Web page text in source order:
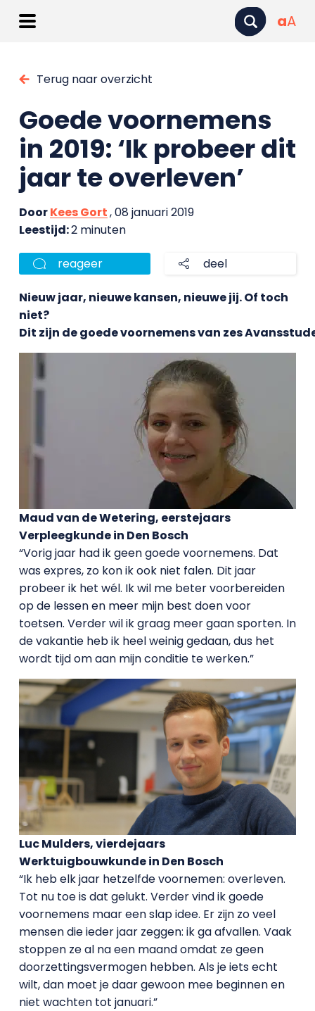
aA
Terug naar overzicht
Goede voornemens
in 2019: ‘Ik probeer dit
jaar te overleven’
DoorKees Gort, 08 januari 2019
Leestijd:2 minuten
reageer deel
Nieuw jaar, nieuwe kansen, nieuwe jij. Of toch
niet?
Dit zijn de goede voornemens van zes
Maud van de Wetering, eerstejaars
Verpleegkunde in Den Bosch
“Vorig jaar had ik geen goede voornemens. Dat
was expres, zo kon ik ook niet falen. Dit jaar
probeer ik het wél. Ik wil me beter voorbereiden
op de lessen en meer mijn best doen voor
toetsen. Verder wil ik graag meer gaan sporten. In
de vakantie heb ik heel weinig gedaan, dus het
wordt tijd om aan mijn conditie te werken.”
Luc Mulders, vierdejaars
Werktuigbouwkunde in Den Bosch
“Ik heb elk jaar hetzelfde voornemen: overleven.
Tot nu toe is dat gelukt. Verder vind ik goede
voornemens maar een slap idee. Er zijn zo veel
mensen die ieder jaar zeggen: ik ga afvallen. Vaak
stoppen ze al na een maand omdat ze geen
doorzettingsvermogen hebben. Als je iets echt
wilt, dan moet je daar gewoon mee beginnen en
niet wachten tot januari.”